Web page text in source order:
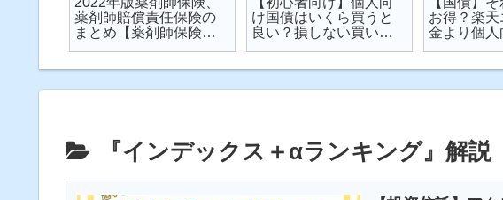
薬剤師賠償責任保険の
まとめ【薬剤師保険】
け国債はいくら買うと
良い？損しない買い方
お得？楽
金より個人
『インデックス＋αランキング』解説